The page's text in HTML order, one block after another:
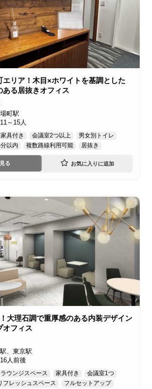
エリア！木目×ホワイトを基調とした
ある居抜きオフィス
町駅
11～15人
家具付き 会議室2つ以上
男女別トイレ
以内 複数路線利用可能 居抜き
る
大理石調で重厚感のある内装デザイン
オフィス
、東京駅
16人前後
ラウンジスペース 家具付き
会議室1つ
フレッシュスペース
フルセットアップ